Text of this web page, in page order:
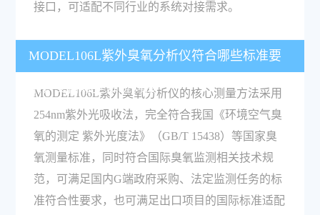
接口，可适配不同行业的系统对接需求。
MODEL106L紫外臭氧分析仪符合哪些标准要
求，支持哪些系统对接？
MODEL106L紫外臭氧分析仪的核心测量方法采用
254nm紫外光吸收法，完全符合我国《环境空气臭
氧的测定 紫外光度法》（GB/T 15438）等国家臭
氧测量标准，同时符合国际臭氧监测相关技术规
范，可满足国内G端政府采购、法定监测任务的标
准符合性要求，也可满足出口项目的国际标准适配